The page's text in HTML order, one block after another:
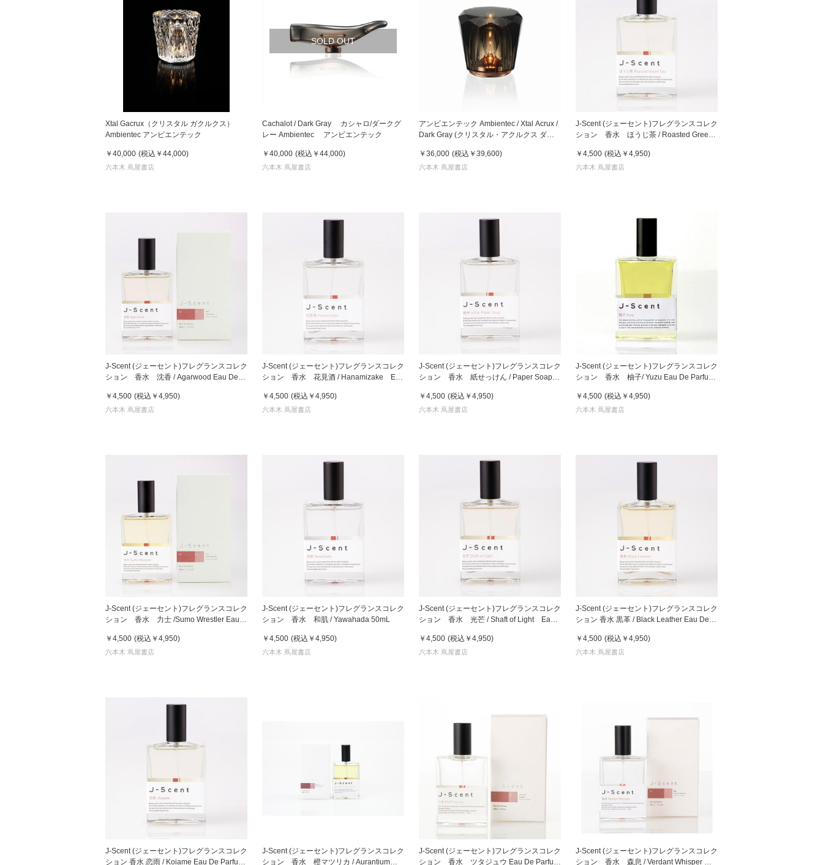
Xtal Gacrux（クリスタル ガクルクス）
Ambientec アンビエンテック
￥40,000 (税込 ￥44,000)
六本木 蔦屋書店
SOLD OUT
Cachalot / Dark Gray カシャロ/ダークグ
レー Ambientec アンビエンテック
￥40,000 (税込 ￥44,000)
六本木 蔦屋書店
アンビエンテック Ambientec / Xtal Acrux /
Dark Gray (クリスタル・アクルクス ダー
￥36,000 (税込 ￥39,600)
六本木 蔦屋書店
J-Scent (ジェーセント)フレグランスコレク
ション 香水 ほうじ茶 / Roasted Green
￥4,500 (税込 ￥4,950)
六本木 蔦屋書店
J-Scent (ジェーセント)フレグランスコレク
ション 香水 沈香 / Agarwood Eau De
￥4,500 (税込 ￥4,950)
六本木 蔦屋書店
J-Scent (ジェーセント)フレグランスコレク
ション 香水 花見酒 / Hanamizake Eau
￥4,500 (税込 ￥4,950)
六本木 蔦屋書店
J-Scent (ジェーセント)フレグランスコレク
ション 香水 紙せっけん / Paper Soap
￥4,500 (税込 ￥4,950)
六本木 蔦屋書店
J-Scent (ジェーセント)フレグランスコレク
ション 香水 柚子/ Yuzu Eau De Parfum
￥4,500 (税込 ￥4,950)
六本木 蔦屋書店
J-Scent (ジェーセント)フレグランスコレク
ション 香水 力士 /Sumo Wrestler Eau
￥4,500 (税込 ￥4,950)
六本木 蔦屋書店
J-Scent (ジェーセント)フレグランスコレク
ション 香水 和肌 / Yawahada 50mL
￥4,500 (税込 ￥4,950)
六本木 蔦屋書店
J-Scent (ジェーセント)フレグランスコレク
ション 香水 光芒 / Shaft of Light Eau
￥4,500 (税込 ￥4,950)
六本木 蔦屋書店
J-Scent (ジェーセント)フレグランスコレク
ション 香水 黒革 / Black Leather Eau De
￥4,500 (税込 ￥4,950)
六本木 蔦屋書店
J-Scent (ジェーセント)フレグランスコレク
ション 香水 恋雨 / Koiame Eau De Parfum
J-Scent (ジェーセント)フレグランスコレク
ション 香水 橙マツリカ / Aurantium
J-Scent (ジェーセント)フレグランスコレク
ション 香水 ツタジュウ Eau De Parfum
J-Scent (ジェーセント)フレグランスコレク
ション 香水 森息 / Verdant Whisper